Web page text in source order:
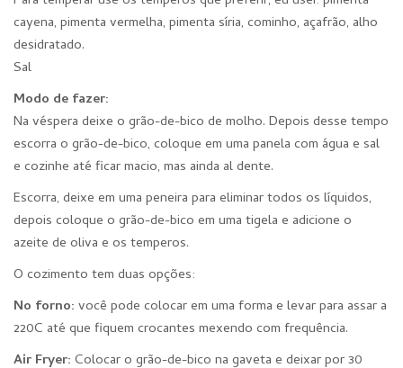
cayena, pimenta vermelha, pimenta síria, cominho, açafrão, alho
desidratado.
Sal
Modo de fazer:
Na véspera deixe o grão-de-bico de molho. Depois desse tempo
escorra o grão-de-bico, coloque em uma panela com água e sal
e cozinhe até ficar macio, mas ainda al dente.
Escorra, deixe em uma peneira para eliminar todos os líquidos,
depois coloque o grão-de-bico em uma tigela e adicione o
azeite de oliva e os temperos.
O cozimento tem duas opções:
No forno: você pode colocar em uma forma e levar para assar a
220C até que fiquem crocantes mexendo com frequência.
Air Fryer: Colocar o grão-de-bico na gaveta e deixar por 30